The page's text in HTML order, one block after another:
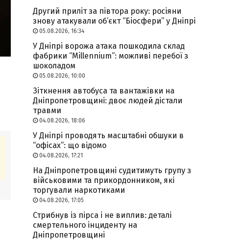
Другий приліт за півтора року: росіяни
знову атакували об’єкт “Біосфери” у Дніпрі
05.08.2026, 16:34
У Дніпрі ворожа атака пошкодила склад
фабрики “Millennium”: можливі перебої з
шоколадом
05.08.2026, 10:00
Зіткнення автобуса та вантажівки на
Дніпропетровщині: двоє людей дістали
травми
04.08.2026, 18:06
У Дніпрі проводять масштабні обшуки в
“офісах”: що відомо
04.08.2026, 17:21
На Дніпропетровщині судитимуть групу з
військовими та прикордонником, які
торгували наркотиками
04.08.2026, 17:05
Стрибнув із пірса і не виплив: деталі
смертельного інциденту на
Дніпропетровщині